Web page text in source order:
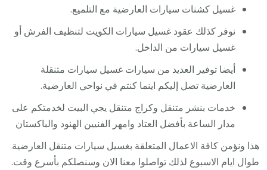
غسيل كشنات سيارات العارضية مع التلميع.
نوفر كذلك عقود غسيل سيارات الكويت لتنظيف الفرش أو
غسيل سيارات من الداخل.
أيضا توفير العديد من سيارات غسيل سيارات متنقلة
العارضية تصل إليكم اينما كنتم في نواحي العارضية.
خدمات بنشر متنقل وكراج متنقل يجي البيت لخدمتكم على
مدار الساعة بأفضل العتاد وامهر الفنيين الهنود والباكستان
هذا ونؤمن كافة الاعمال المتعلقة بغسيل سيارات متنقل العارضية
طوال ايام الاسبوع لذلك تواصلوا معنا الان وسنصلكم بأسرع وقت.